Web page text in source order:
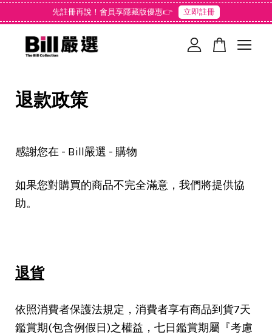
先註冊再說！會員享隱藏版優惠👉 立即註冊
退款政策
感謝您在 - Bill嚴選 - 購物
如果您對購買的商品不完全滿意，我們將提供協
助。
退貨
依照消費者保護法規定，消費者享有商品到貨7天
鑑賞期(包含例假日)之權益，七日鑑賞期屬『考慮
您的購物車目前還是空的。